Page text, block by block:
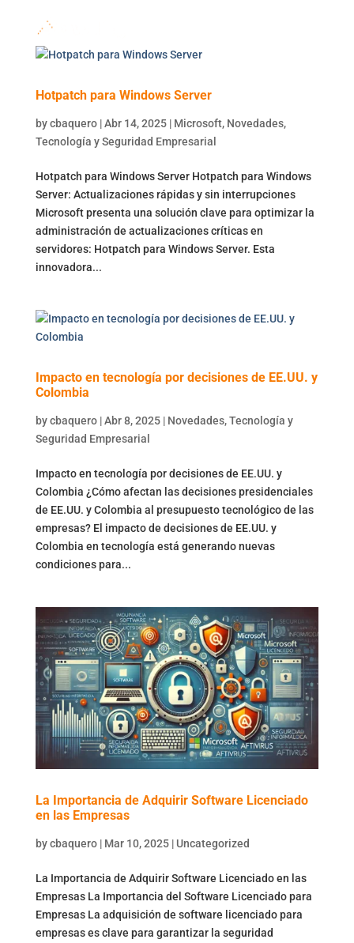
Hotpatch para Windows Server
bycbaquero|Abr 14, 2025| Microsoft, Novedades,
Tecnología y Seguridad Empresarial
Hotpatch para Windows Server Hotpatch para Windows
Server: Actualizaciones rápidas y sin interrupciones
Microsoft presenta una solución clave para optimizar la
administración de actualizaciones críticas en
servidores: Hotpatch para Windows Server. Esta
innovadora...
Impacto en tecnología por decisiones de EE.UU. y
Colombia
bycbaquero|Abr 8, 2025| Novedades,Tecnología y
Seguridad Empresarial
Impacto en tecnología por decisiones de EE.UU. y
Colombia ¿Cómo afectan las decisiones presidenciales
de EE.UU. y Colombia al presupuesto tecnológico de las
empresas? El impacto de decisiones de EE.UU. y
Colombia en tecnología está generando nuevas
condiciones para...
La Importancia de Adquirir Software Licenciado
en las Empresas
bycbaquero| Mar 10, 2025| Uncategorized
La Importancia de Adquirir Software Licenciado en las
Empresas La Importancia del Software Licenciado para
Empresas La adquisición de software licenciado para
empresas es clave para garantizar la seguridad